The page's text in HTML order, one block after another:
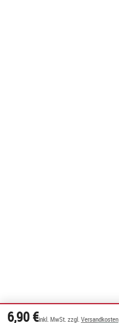
6,90 €inkl. MwSt. zzgl. Versandkosten